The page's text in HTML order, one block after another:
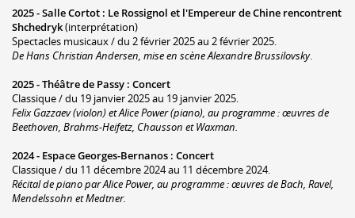
2025 -Salle Cortot : Le Rossignol et l'Empereur de Chine rencontrent
Shchedryk(interprétation)
Spectacles musicaux / du 2 février 2025 au 2 février 2025.
De Hans Christian Andersen, mise en scène Alexandre Brussilovsky.
2025 -Théâtre de Passy : Concert
Classique / du 19 janvier 2025 au 19 janvier 2025.
Felix Gazzaev (violon) et Alice Power (piano), au programme : œuvres de
Beethoven, Brahms-Heifetz, Chausson et Waxman.
2024 - Espace Georges-Bernanos : Concert
Classique / du 11 décembre 2024 au 11 décembre 2024.
Récital de piano par Alice Power, au programme : œuvres de Bach, Ravel,
Mendelssohn et Medtner.